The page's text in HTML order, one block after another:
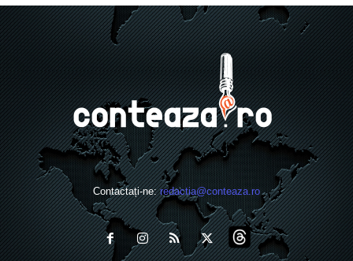
Contactați-ne:redactia@conteaza.ro